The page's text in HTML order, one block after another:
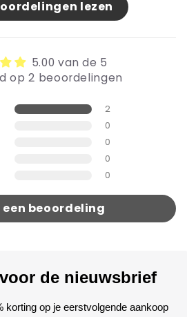
lezen
5.00 van de 5
op 2 beoordelingen
2
0
0
0
0
beoordeling
de nieuwsbrief
korting op je eerstvolgende aankoop